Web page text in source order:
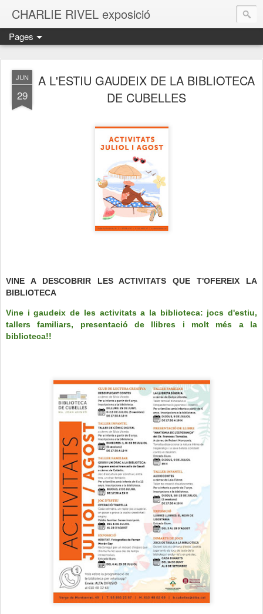
CHARLIE RIVEL exposició
Pages
JUN
29
A L'ESTIU GAUDEIX DE LA BIBLIOTECA
DE CUBELLES
VINE A DESCOBRIR LES ACTIVITATS QUE T'OFEREIX LA
BIBLIOTECA
Vine i gaudeix de les activitats a la biblioteca: jocs d'estiu,
tallers familiars, presentació de llibres i molt més a la
biblioteca!!